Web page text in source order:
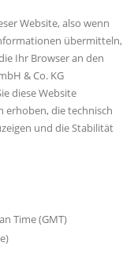
Website, also wenn
übermitteln,
Ihr Browser an den
& Co. KG
diese Website
erhoben, die technisch
und die Stabilität
Time (GMT)